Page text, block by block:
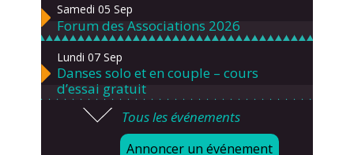
Samedi 05 Sep
Forum des Associations 2026
Lundi 07 Sep
Danses solo et en couple – cours
d’essai gratuit
Mardi 08 Sep
Chorale À travers chants
Tous les événements
Annoncer un événement